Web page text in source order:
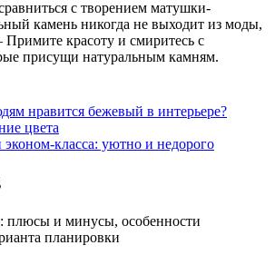
с творением матушки-
камень никогда не выходит из моды,
красоту и смиритесь с
присущи натуральным камням.
нравится бежевый в интерьере?
цвета
эконом-класса: уютно и недорого